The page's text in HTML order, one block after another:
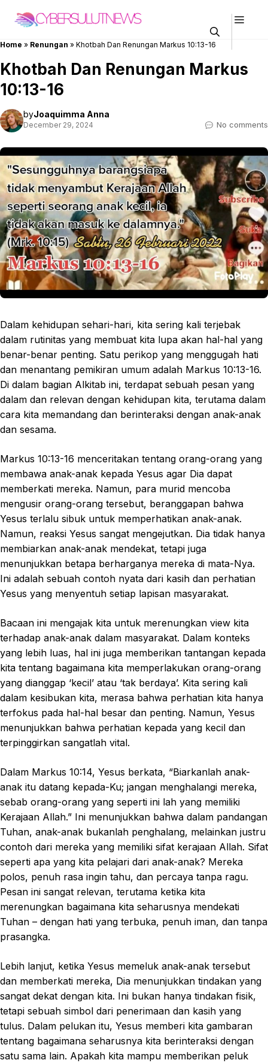
Home » Renungan » Khotbah Dan Renungan Markus 10:13-16
Khotbah Dan Renungan Markus
10:13-16
byJoaquimma Anna
December 29, 2024 No comments
Dalam kehidupan sehari-hari, kita sering kali terjebak
dalam rutinitas yang membuat kita lupa akan hal-hal yang
benar-benar penting. Satu perikop yang menggugah hati
dan menantang pemikiran umum adalah Markus 10:13-16.
Di dalam bagian Alkitab ini, terdapat sebuah pesan yang
dalam dan relevan dengan kehidupan kita, terutama dalam
cara kita memandang dan berinteraksi dengan anak-anak
dan sesama.
Markus 10:13-16 menceritakan tentang orang-orang yang
membawa anak-anak kepada Yesus agar Dia dapat
memberkati mereka. Namun, para murid mencoba
mengusir orang-orang tersebut, beranggapan bahwa
Yesus terlalu sibuk untuk memperhatikan anak-anak.
Namun, reaksi Yesus sangat mengejutkan. Dia tidak hanya
membiarkan anak-anak mendekat, tetapi juga
menunjukkan betapa berharganya mereka di mata-Nya.
Ini adalah sebuah contoh nyata dari kasih dan perhatian
Yesus yang menyentuh setiap lapisan masyarakat.
Bacaan ini mengajak kita untuk merenungkan view kita
terhadap anak-anak dalam masyarakat. Dalam konteks
yang lebih luas, hal ini juga memberikan tantangan kepada
kita tentang bagaimana kita memperlakukan orang-orang
yang dianggap ‘kecil’ atau ‘tak berdaya’. Kita sering kali
dalam kesibukan kita, merasa bahwa perhatian kita hanya
terfokus pada hal-hal besar dan penting. Namun, Yesus
menunjukkan bahwa perhatian kepada yang kecil dan
terpinggirkan sangatlah vital.
Dalam Markus 10:14, Yesus berkata, “Biarkanlah anak-
anak itu datang kepada-Ku; jangan menghalangi mereka,
sebab orang-orang yang seperti ini lah yang memiliki
Kerajaan Allah.” Ini menunjukkan bahwa dalam pandangan
Tuhan, anak-anak bukanlah penghalang, melainkan justru
contoh dari mereka yang memiliki sifat kerajaan Allah. Sifat
seperti apa yang kita pelajari dari anak-anak? Mereka
polos, penuh rasa ingin tahu, dan percaya tanpa ragu.
Pesan ini sangat relevan, terutama ketika kita
merenungkan bagaimana kita seharusnya mendekati
Tuhan – dengan hati yang terbuka, penuh iman, dan tanpa
prasangka.
Lebih lanjut, ketika Yesus memeluk anak-anak tersebut
dan memberkati mereka, Dia menunjukkan tindakan yang
sangat dekat dengan kita. Ini bukan hanya tindakan fisik,
tetapi sebuah simbol dari penerimaan dan kasih yang
tulus. Dalam pelukan itu, Yesus memberi kita gambaran
tentang bagaimana seharusnya kita berinteraksi dengan
satu sama lain. Apakah kita mampu memberikan peluk